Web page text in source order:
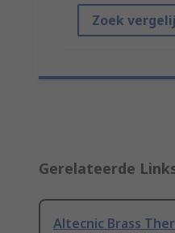
Zoek
Gerelateerde
Altecnic Brass